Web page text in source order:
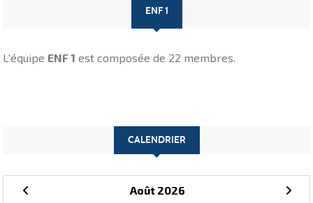
ENF 1
L'équipe ENF 1 est composée de 22 membres.
CALENDRIER
Août 2026